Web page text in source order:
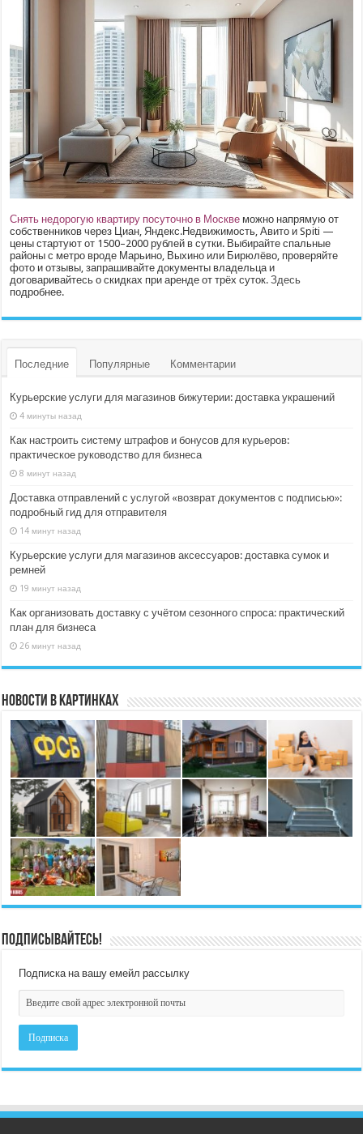
Снять недорогую квартиру посуточно в Москве можно напрямую от
собственников через Циан, Яндекс.Недвижимость, Авито и Spiti —
цены стартуют от 1500–2000 рублей в сутки. Выбирайте спальные
районы с метро вроде Марьино, Выхино или Бирюлёво, проверяйте
фото и отзывы, запрашивайте документы владельца и
договаривайтесь о скидках при аренде от трёх суток.Здесь
подробнее.
Последние Популярные Комментарии
Курьерские услуги для магазинов бижутерии: доставка украшений
4 минуты назад
Как настроить систему штрафов и бонусов для курьеров:
практическое руководство для бизнеса
8 минут назад
Доставка отправлений с услугой «возврат документов с подписью»:
подробный гид для отправителя
14 минут назад
Курьерские услуги для магазинов аксессуаров: доставка сумок и
ремней
19 минут назад
Как организовать доставку с учётом сезонного спроса: практический
план для бизнеса
26 минут назад
Новости в картинках
Подписывайтесь!
Подписка на вашу емейл рассылку